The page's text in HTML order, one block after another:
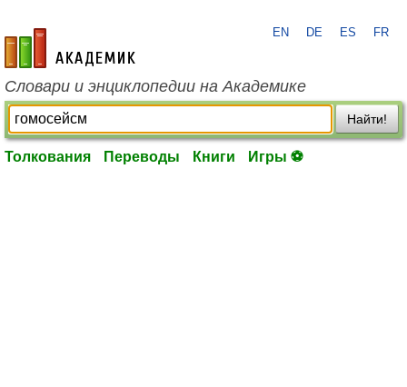
academic.ru
EN DE ES FR
Словари и энциклопедии на Академике
Найти!
Толкования Переводы Книги Игры ⚽